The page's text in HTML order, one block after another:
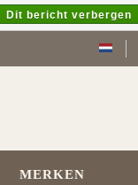
MERKEN
Dit bericht verbergen